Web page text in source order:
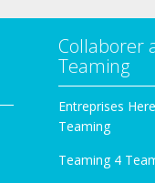
Collaborer
Teaming
Entreprises
Teaming
Teaming 4